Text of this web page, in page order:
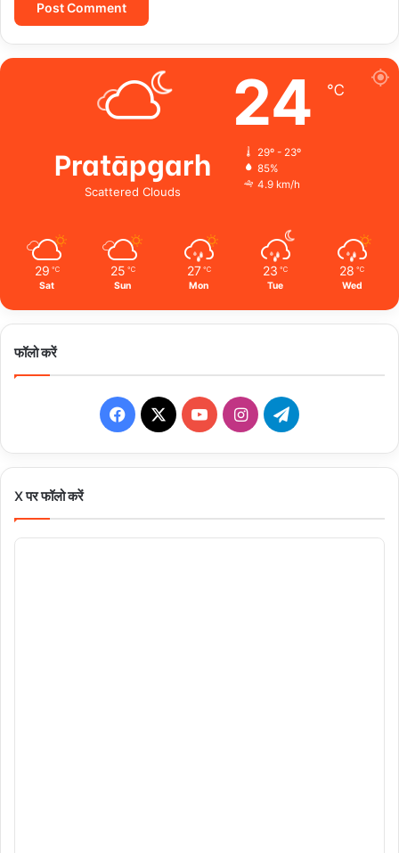
Pratāpgarh
Scattered Clouds
24 ℃
29º - 23º
85%
4.9 km/h
29 ℃
Sat
25 ℃
Sun
27 ℃
Mon
23 ℃
Tue
28 ℃
Wed
फॉलो करें
Facebook
X YouTubeInstagramTelegram
X पर फॉलो करें